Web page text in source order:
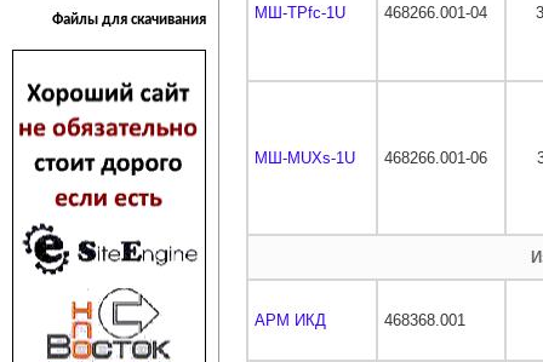
Файлы для скачивания
МШ-ТРfc-1U 468266.001-04
МШ-MUXs-1U 468266.001-06
АРМ ИКД 468368.001